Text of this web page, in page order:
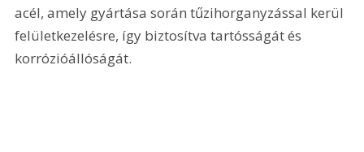
acél, amely gyártása során tűzihorganyzással kerül
felületkezelésre, így biztosítva tartósságát és
korrózióállóságát.